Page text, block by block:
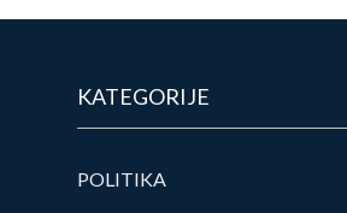
KATEGORIJE
POLITIKA